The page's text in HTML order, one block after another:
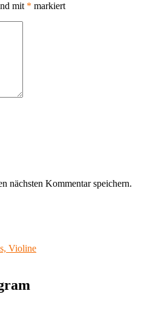
mit * markiert
nächsten Kommentar speichern.
Violine